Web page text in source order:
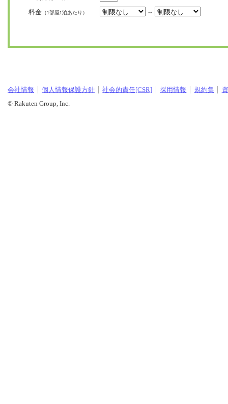
料金 （1部屋1泊あたり） ～
会社情報 個人情報保護方針 社会的責任[CSR] 採用情報 規約集
© Rakuten Group, Inc.